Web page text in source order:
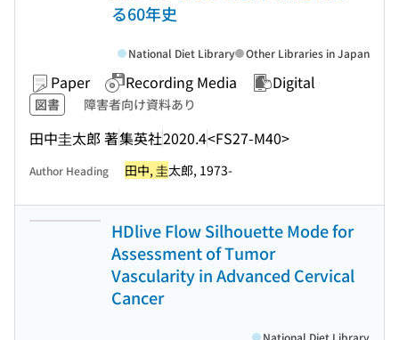
る60年史
Paper Recording Media Digital
図書 障害者向け資料あり
田中圭太郎 著集英社2020.4<FS27-M40>
National Diet Library Other Libraries in Japan
Author Heading 田中, 圭太郎, 1973-
HDlive Flow Silhouette Mode for
Assessment of Tumor
Vascularity in Advanced Cervical
Cancer
National Diet Library